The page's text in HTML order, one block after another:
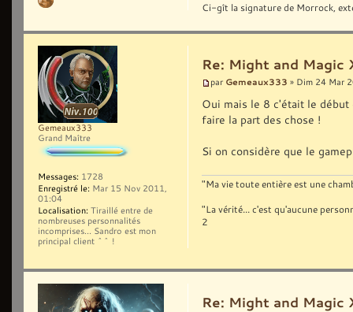
Ci-gît la signature de Morrock,
Re: Might and Magic
par Gemeaux333 » Dim 24 Mar
Oui mais le 8 c'était le
faire la part des chose !
Si on considère que le
"Ma vie toute entière est une
"La vérité... c'est qu'aucune
2
Gemeaux333
Grand Maître
Messages: 1728
Enregistré le: Mar 15 Nov 2011,
01:04
Localisation: Tiraillé entre de
nombreuses personnalités
incomprises... Sandro est mon
principal client ^^ !
Re: Might and Magic